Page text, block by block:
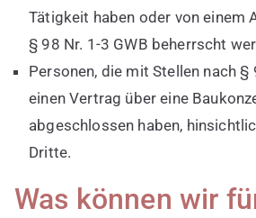
Tätigkeit haben oder von einem
§ 98 Nr. 1-3 GWB beherrscht
Personen, die mit Stellen nach §
einen Vertrag über eine
abgeschlossen haben,
Dritte.
Was können wir